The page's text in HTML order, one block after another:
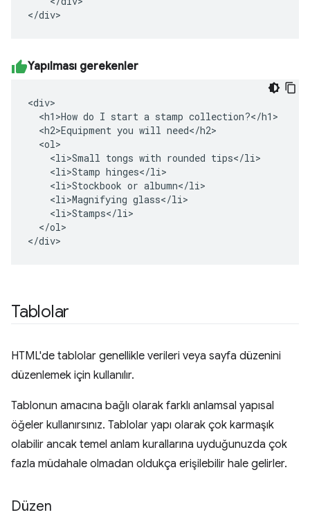
</div>
Yapılması gerekenler
<div>
  <h1>How do I start a stamp collection?</h1>
  <h2>Equipment you will need</h2>
  <ol>
    <li>Small tongs with rounded tips</li>
    <li>Stamp hinges</li>
    <li>Stockbook or albumn</li>
    <li>Magnifying glass</li>
    <li>Stamps</li>
  </ol>
</div>
Tablolar
HTML'de tablolar genellikle verileri veya sayfa düzenini
düzenlemek için kullanılır.
Tablonun amacına bağlı olarak farklı anlamsal yapısal
öğeler kullanırsınız. Tablolar yapı olarak çok karmaşık
olabilir ancak temel anlam kurallarına uyduğunuzda çok
fazla müdahale olmadan oldukça erişilebilir hale gelirler.
Düzen